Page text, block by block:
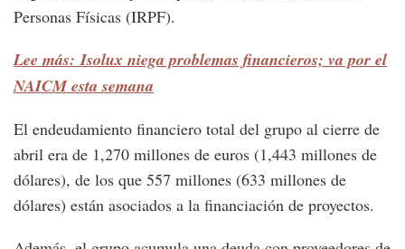
Personas Físicas (IRPF).
Lee más: Isolux niega problemas financieros; va por el
NAICM esta semana
El endeudamiento financiero total del grupo al cierre de
abril era de 1,270 millones de euros (1,443 millones de
dólares), de los que 557 millones (633 millones de
dólares) están asociados a la financiación de proyectos.